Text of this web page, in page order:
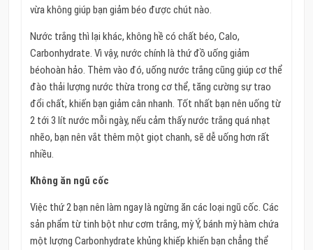
vừa không giúp bạn giảm béo được chút nào.
Nước trắng thì lại khác, không hề có chất béo, Calo,
Carbonhydrate. Vì vậy, nước chính là thứ đồ uống giảm
béohoàn hảo. Thêm vào đó, uống nước trắng cũng giúp cơ thể
đào thải lượng nước thừa trong cơ thể, tăng cường sự trao
đổi chất, khiến bạn giảm cân nhanh. Tốt nhất bạn nên uống từ
2 tới 3 lít nước mỗi ngày, nếu cảm thấy nước trắng quá nhạt
nhẽo, bạn nên vắt thêm một giọt chanh, sẽ dễ uống hơn rất
nhiều.
Không ăn ngũ cốc
Việc thứ 2 bạn nên làm ngay là ngừng ăn các loại ngũ cốc. Các
sản phẩm từ tinh bột như cơm trắng, mỳ Ý, bánh mỳ hàm chứa
một lượng Carbonhydrate khủng khiếp khiến bạn chẳng thể